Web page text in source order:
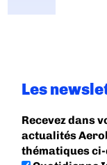
Les
Recevez dans
actualités
thématiques